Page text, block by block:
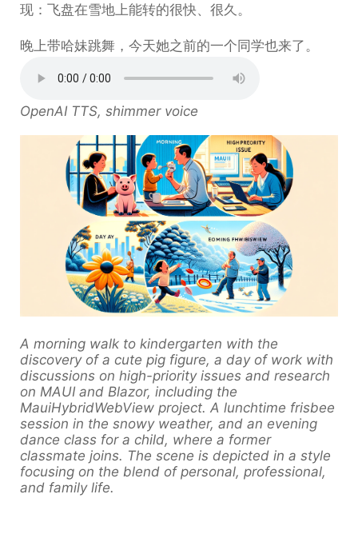
现：飞盘在雪地上能转的很快、很久。
晚上带哈妹跳舞，今天她之前的一个同学也来了。
OpenAI TTS, shimmer voice
A morning walk to kindergarten with the
discovery of a cute pig figure, a day of work with
discussions on high-priority issues and research
on MAUI and Blazor, including the
MauiHybridWebView project. A lunchtime frisbee
session in the snowy weather, and an evening
dance class for a child, where a former
classmate joins. The scene is depicted in a style
focusing on the blend of personal, professional,
and family life.